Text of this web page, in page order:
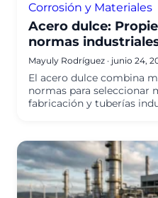
Corrosión y Materiales
Acero dulce:
normas
Mayuly Rodríguez · junio 24,
El acero dulce combina
normas para seleccionar
fabricación y tuberías